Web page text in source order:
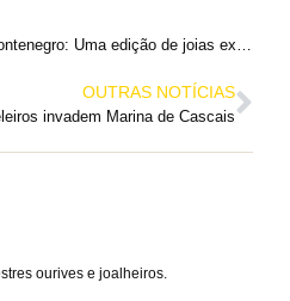
Leitão & Irmão x Débora Montenegro: Uma edição de joias exclusivas
OUTRAS NOTÍCIAS
invadem Marina de Cascais
ourives e joalheiros.